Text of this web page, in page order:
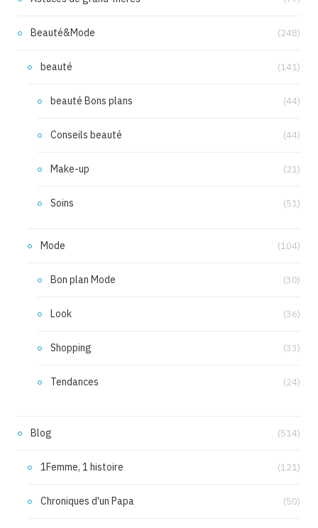
Beauté&Mode (248)
beauté (141)
beauté Bons plans (44)
Conseils beauté (44)
Make-up (21)
Soins (51)
Mode (104)
Bon plan Mode (30)
Look (36)
Shopping (33)
Tendances (24)
Blog (514)
1Femme, 1 histoire (121)
Chroniques d'un Papa (50)